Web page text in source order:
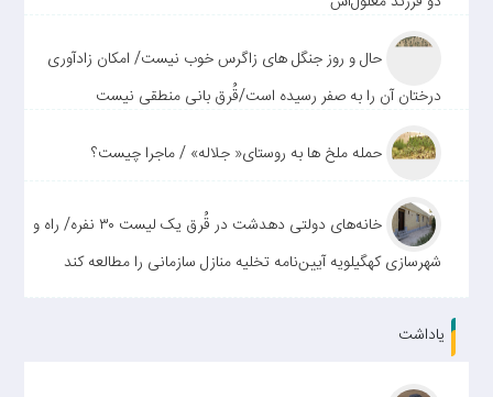
حال و روز جنگل های زاگرس خوب نیست/ امکان زادآوری
درختان آن را به صفر رسیده است/قُرق بانی منطقی نیست
حمله ملخ ها به روستای« جلاله» / ماجرا چیست؟
خانه‌های دولتی دهدشت در قُرق یک لیست ۳۰ نفره/ راه و
شهرسازی کهگیلویه آیین‌نامه تخلیه منازل سازمانی را مطالعه کند
یاداشت